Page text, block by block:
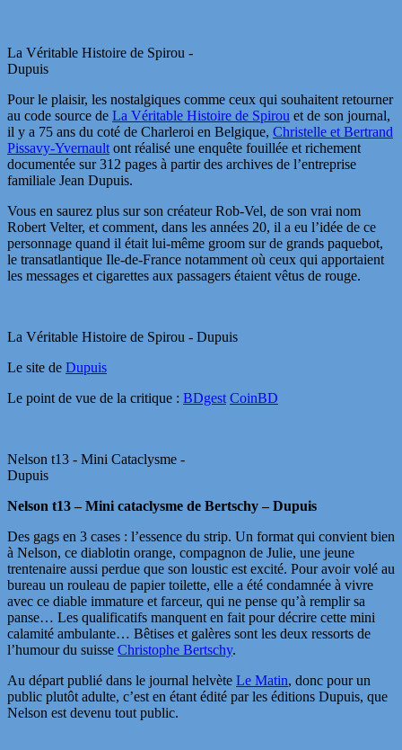
La Véritable Histoire de Spirou -
Dupuis
Pour le plaisir, les nostalgiques comme ceux qui souhaitent retourner
au code source de La Véritable Histoire de Spirou et de son journal,
il y a 75 ans du coté de Charleroi en Belgique, Christelle et Bertrand
Pissavy-Yvernault ont réalisé une enquête fouillée et richement
documentée sur 312 pages à partir des archives de l’entreprise
familiale Jean Dupuis.
Vous en saurez plus sur son créateur Rob-Vel, de son vrai nom
Robert Velter, et comment, dans les années 20, il a eu l’idée de ce
personnage quand il était lui-même groom sur de grands paquebot,
le transatlantique Ile-de-France notamment où ceux qui apportaient
les messages et cigarettes aux passagers étaient vêtus de rouge.
La Véritable Histoire de Spirou - Dupuis
Le site de Dupuis
Le point de vue de la critique : BDgest CoinBD
Nelson t13 - Mini Cataclysme -
Dupuis
Nelson t13 – Mini cataclysme de Bertschy – Dupuis
Des gags en 3 cases : l’essence du strip. Un format qui convient bien
à Nelson, ce diablotin orange, compagnon de Julie, une jeune
trentenaire aussi perdue que son loustic est excité. Pour avoir volé au
bureau un rouleau de papier toilette, elle a été condamnée à vivre
avec ce diable immature et farceur, qui ne pense qu’à remplir sa
panse… Les qualificatifs manquent en fait pour décrire cette mini
calamité ambulante… Bêtises et galères sont les deux ressorts de
l’humour du suisse Christophe Bertschy.
Au départ publié dans le journal helvète Le Matin, donc pour un
public plutôt adulte, c’est en étant édité par les éditions Dupuis, que
Nelson est devenu tout public.